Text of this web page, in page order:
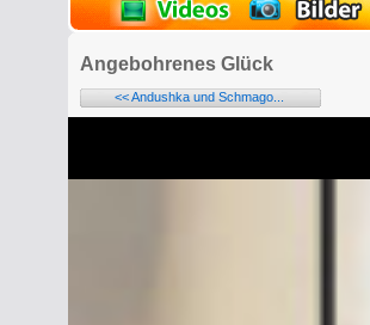
Angebohrenes Glück
<< Andushka und Schmago...